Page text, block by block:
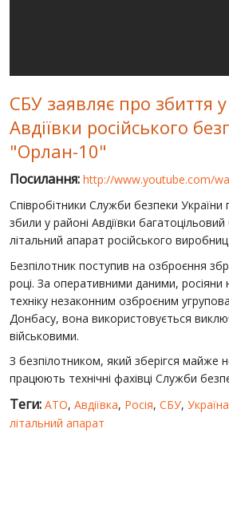
"WINTER ON FIRE"
ХРОНОЛОГІЯ ЄВРОМАЙДАНУ
СБУ заявляє про збиття
Авдіївки російського
"Орлан-10"
Посилання: http://www.youtube.com/
Співробітники Служби безпеки України
збили у районі Авдіївки
літальний апарат російського
Безпілотник поступив на озброєння
році. За оперативними даними, росіяни
техніку незаконним озброєним
Донбасу, вона використовується
військовими.
З безпілотником, який зберігся майже
працюють технічні фахівці Служби
Теги: АТО, Авдіївка, Росія, СБУ, Україна
літальний апарат